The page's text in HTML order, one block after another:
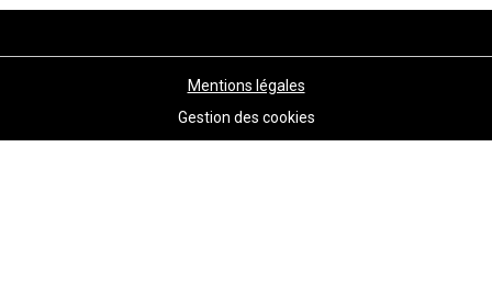
Mentions légales
Gestion des cookies